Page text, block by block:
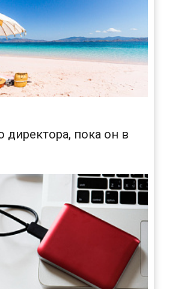
директора, пока он в